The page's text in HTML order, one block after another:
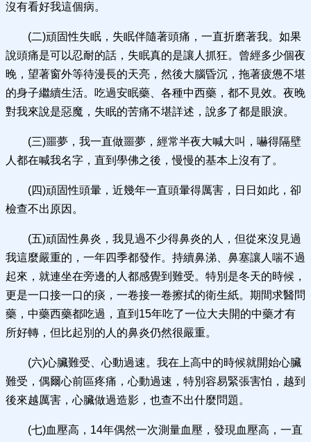
沒有看好我這個病。
(二)頑固性失眠，失眠伴隨著頭痛，一直折磨著我。如果
說頭痛是可以忍耐的話，失眠真的是讓人抓狂。曾經多少個夜
晚，望著窗外等待漫長的天亮，然後大腦昏沉，拖著疲憊不堪
的身子繼續生活。吃過安眠藥、各種中西藥，都不見效。夜晚
對我來說是惡魔，失眠的苦痛不堪詳述，說多了都是眼淚。
(三)噩夢，我一直做噩夢，經常半夜大喊大叫，嚇得隔壁
人都在喊我名字，直到學佛之後，慢慢的基本上沒有了。
(四)頑固性頭暈，近幾年一直頭暈得厲害，日日如此，卻
檢查不出原因。
(五)頑固性鼻炎，我見過不少得鼻炎的人，但從來沒見過
我這麼嚴重的，一年四季都發作。持續鼻涕、鼻塞讓人喘不過
起來，就連坐在旁邊的人都感覺到難受。特別是冬天的時候，
更是一口接一口的痰，一卷接一卷擦拭的衛生紙。期間求醫問
藥，中藥西藥都吃過，直到15年吃了一位大夫開的中藥才有
所好轉，但比起別的人的鼻炎仍然很嚴重。
(六)心臟難受、心動過速。我在上高中的時候就開始心臟
難受，偶爾心前區疼痛，心動過速，特別容易緊張害怕，越到
後來越厲害，心臟做過造影，也查不出什麼問題。
(七)血壓高，14年偶然一次測量血壓，發現血壓高，一直